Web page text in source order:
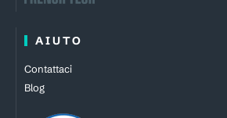
AIUTO
Contattaci
Blog